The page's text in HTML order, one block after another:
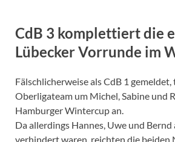
CdB 3 komplettiert die
Lübecker Vorrunde im
Fälschlicherweise als CdB 1 gemeldet,
Oberligateam um Michel, Sabine und
Hamburger Wintercup an.
Da allerdings Hannes, Uwe und Bernd
verhindert waren, reichten die beiden